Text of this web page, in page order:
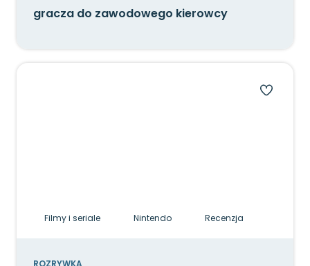
gracza do zawodowego kierowcy
Filmy i seriale Nintendo Recenzja
ROZRYWKA